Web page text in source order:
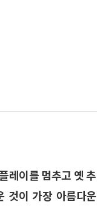
레이를 멈추고 옛 추
것이 가장 아름다운